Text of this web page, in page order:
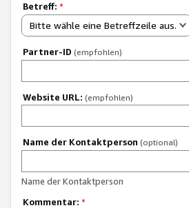
Betreff: *
Bitte wähle eine Betreffzeile aus.
Partner-ID (empfohlen)
Website URL: (empfohlen)
Name der Kontaktperson (optional)
Name der Kontaktperson
Kommentar: *